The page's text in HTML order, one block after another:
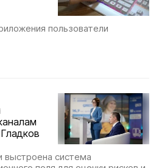
пользователи
выстроена система